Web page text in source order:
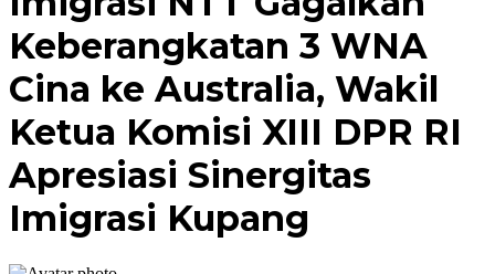
Keberangkatan 3 WNA
Cina ke Australia, Wakil
Ketua Komisi XIII DPR RI
Apresiasi Sinergitas
Imigrasi Kupang